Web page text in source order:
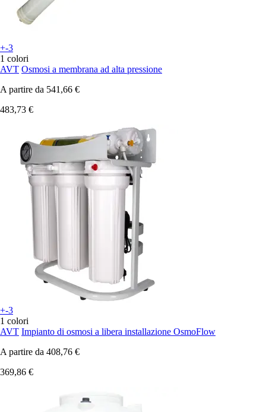
+-3
1 colori
AVT Osmosi a membrana ad alta pressione
A partire da 541,66 €
483,73 €
+-3
1 colori
AVT Impianto di osmosi a libera installazione OsmoFlow
A partire da 408,76 €
369,86 €